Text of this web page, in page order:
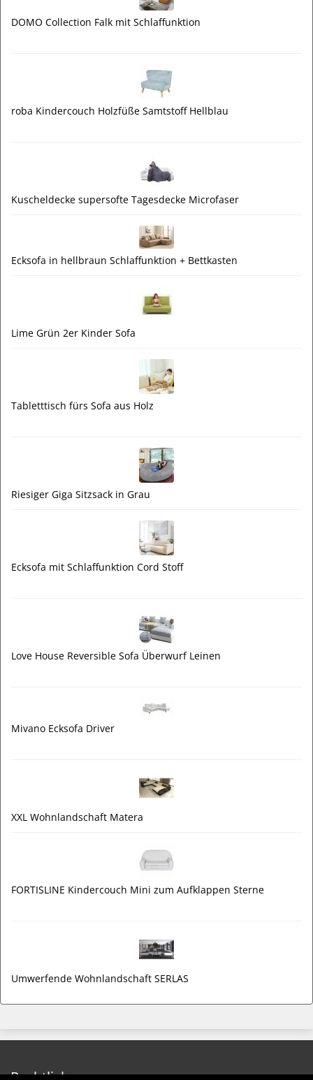
DOMO Collection Falk mit Schlaffunktion
roba Kindercouch Holzfüße Samtstoff Hellblau
Kuscheldecke supersofte Tagesdecke Microfaser
Ecksofa in hellbraun Schlaffunktion + Bettkasten
Lime Grün 2er Kinder Sofa
Tabletttisch fürs Sofa aus Holz
Riesiger Giga Sitzsack in Grau
Ecksofa mit Schlaffunktion Cord Stoff
Love House Reversible Sofa Überwurf Leinen
Mivano Ecksofa Driver
XXL Wohnlandschaft Matera
FORTISLINE Kindercouch Mini zum Aufklappen Sterne
Umwerfende Wohnlandschaft SERLAS